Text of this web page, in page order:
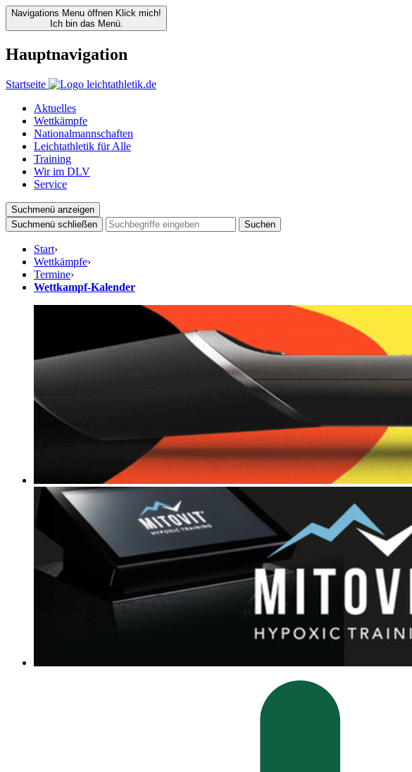
Navigations Menu öffnen Klick mich!
Ich bin das Menü.
Hauptnavigation
Startseite
Aktuelles
Wettkämpfe
Nationalmannschaften
Leichtathletik für Alle
Training
Wir im DLV
Service
Suchmenü anzeigen
Suchmenü schließen
Suchen
Start›
Wettkämpfe›
Termine›
Wettkampf-Kalender